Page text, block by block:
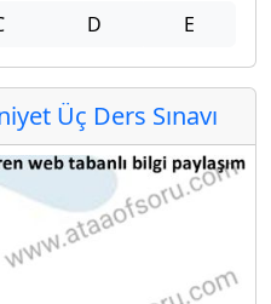
D E
Üç Ders Sınavı